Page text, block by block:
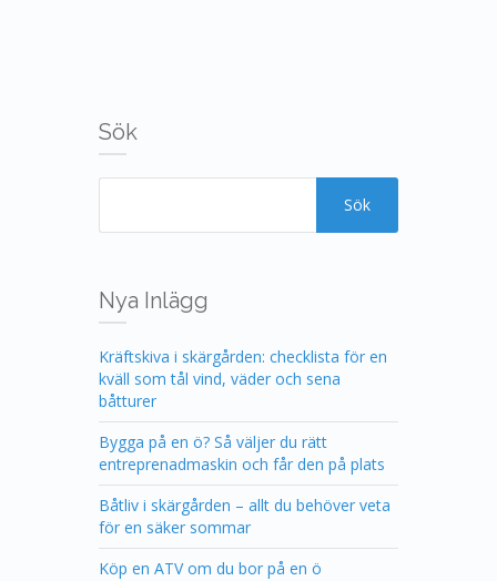
Sök
Nya Inlägg
Kräftskiva i skärgården: checklista för en
kväll som tål vind, väder och sena
båtturer
Bygga på en ö? Så väljer du rätt
entreprenadmaskin och får den på plats
Båtliv i skärgården – allt du behöver veta
för en säker sommar
Köp en ATV om du bor på en ö